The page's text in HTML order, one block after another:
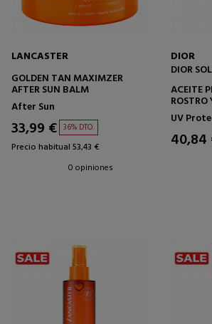
LANCASTER
GOLDEN TAN MAXIMZER
AFTER SUN BALM
After Sun
33,99 € 36% DTO.
Precio habitual 53,43 €
0 opiniones
DIOR
DIOR
ACEITE
ROSTRO
UV
40,84